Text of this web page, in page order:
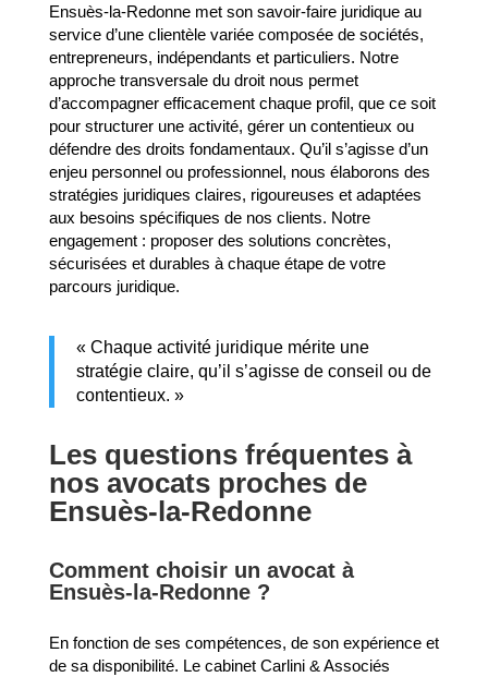
Ensuès-la-Redonne met son savoir-faire juridique au
service d’une clientèle variée composée de sociétés,
entrepreneurs, indépendants et particuliers. Notre
approche transversale du droit nous permet
d’accompagner efficacement chaque profil, que ce soit
pour structurer une activité, gérer un contentieux ou
défendre des droits fondamentaux. Qu’il s’agisse d’un
enjeu personnel ou professionnel, nous élaborons des
stratégies juridiques claires, rigoureuses et adaptées
aux besoins spécifiques de nos clients. Notre
engagement : proposer des solutions concrètes,
sécurisées et durables à chaque étape de votre
parcours juridique.
« Chaque activité juridique mérite une
stratégie claire, qu’il s’agisse de conseil ou de
contentieux. »
Les questions fréquentes à
nos avocats proches de
Ensuès-la-Redonne
Comment choisir un avocat à
Ensuès-la-Redonne ?
En fonction de ses compétences, de son expérience et
de sa disponibilité. Le cabinet Carlini & Associés